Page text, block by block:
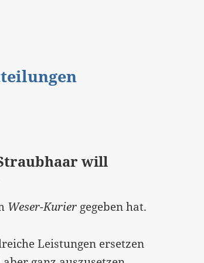
will
Weser-Kurier gegeben hat.
Leistungen ersetzen